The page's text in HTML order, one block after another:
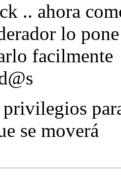
.. ahora
lo
facilmente
se moverá